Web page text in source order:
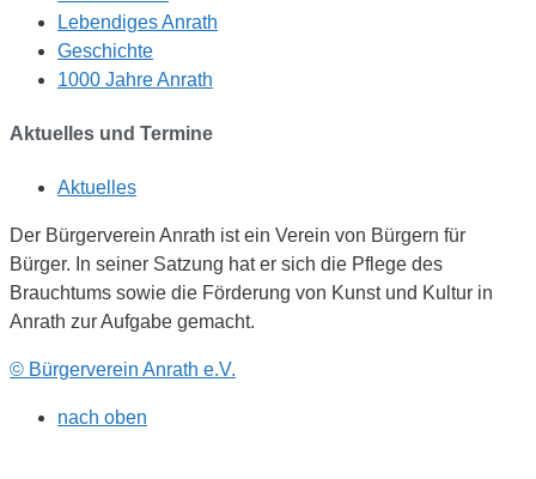
Lebendiges Anrath
Geschichte
1000 Jahre Anrath
Aktuelles und Termine
Aktuelles
Der Bürgerverein Anrath ist ein Verein von Bürgern für
Bürger. In seiner Satzung hat er sich die Pflege des
Brauchtums sowie die Förderung von Kunst und Kultur in
Anrath zur Aufgabe gemacht.
© Bürgerverein Anrath e.V.
nach oben